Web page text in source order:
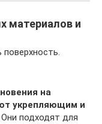
материалов и
на
укрепляющим и
Они подходят для